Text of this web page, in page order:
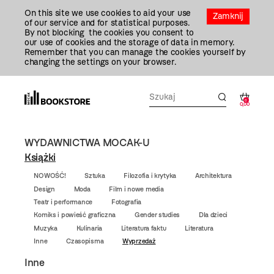
Zamknij
On this site we use cookies to aid your use
of our service and for statistical purposes.
By not blocking the cookies you consent to
our use of cookies and the storage of data in memory.
Remember that you can manage the cookies yourself by
changing the settings on your browser.
0
0,00
WYDAWNICTWA MOCAK-U
Książki
NOWOŚĆ! Sztuka Filozofia i krytyka
Architektura
Design
Moda
Film i nowe media
Teatr i performance
Fotografia
Komiks i powieść graficzna
Gender studies
Dla dzieci
Muzyka
Kulinaria Literatura faktu
Literatura
Inne
Czasopisma Wyprzedaż
Inne